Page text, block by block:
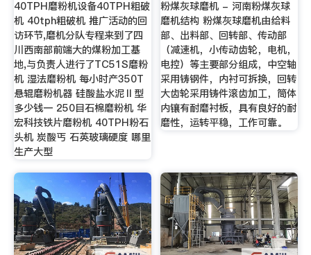
40TPH磨粉机设备40TPH粗破
机 40tph粗破机 推广活动的回
访环节,磨机分队专程来到了四
川西南部前端大的煤粉加工基
地,与负责人进行了TC51S磨粉
机 湿法磨粉机 每小时产350T
悬辊磨粉机器 硅酸盐水泥Ⅱ型
多少钱一 250目石棉磨粉机 华
宏科技铁片磨粉机 40TPH粉石
头机 炭酸丐 石英玻璃硬度 哪里
生产大型
粉煤灰球磨机 - 河南粉煤灰球
磨机结构 粉煤灰球磨机由给料
部、出料部、回转部、传动部
（减速机，小传动齿轮，电机，
电控）等主要部分组成，中空轴
采用铸钢件，内衬可拆换，回转
大齿轮采用铸件滚齿加工，筒体
内镶有耐磨衬板，具有良好的耐
磨性，运转平稳，工作可靠。